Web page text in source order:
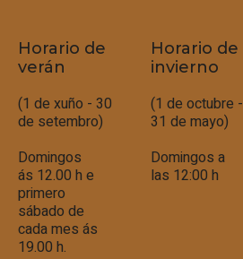
Horario de
verán
(1 de xuño - 30
de setembro)
Domingos
ás 12.00 h e
primero
sábado de
cada mes ás
19.00 h.
Horario de
invierno
(1 de octubre -
31 de mayo)
Domingos a
las 12:00 h